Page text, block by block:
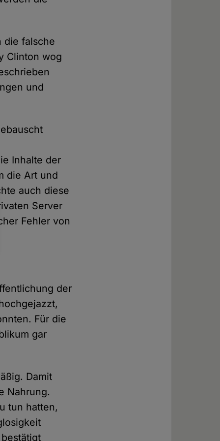
die falsche
Clinton wog
und
Inhalte der
die Art und
auch diese
Server
Fehler von
der
Für die
gar
Damit
Nahrung.
tun hatten,